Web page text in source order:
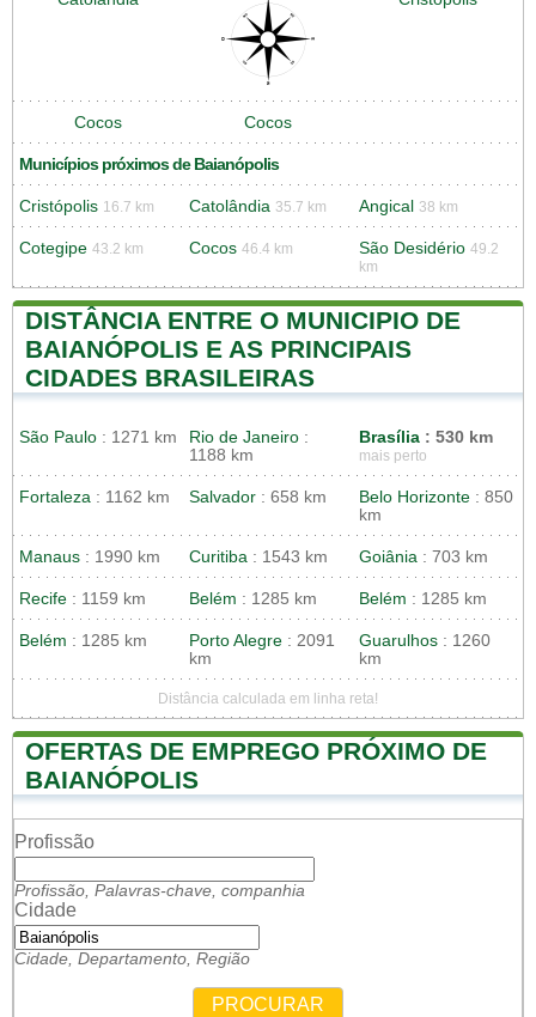
Cocos Cocos
Municípios próximos de Baianópolis
Cristópolis 16.7 km Catolândia 35.7 km Angical 38 km
Cotegipe 43.2 km Cocos 46.4 km São Desidério 49.2
km
DISTÂNCIA ENTRE O MUNICIPIO DE
BAIANÓPOLIS E AS PRINCIPAIS
CIDADES BRASILEIRAS
São Paulo : 1271 km Rio de Janeiro :
1188 km
Brasília : 530 km
mais perto
Fortaleza : 1162 km Salvador : 658 km Belo Horizonte : 850
km
Manaus : 1990 km Curitiba : 1543 km Goiânia : 703 km
Recife : 1159 km Belém : 1285 km Belém : 1285 km
Belém : 1285 km Porto Alegre : 2091
km
Guarulhos : 1260
km
Distância calculada em linha reta!
OFERTAS DE EMPREGO PRÓXIMO DE
BAIANÓPOLIS
Profissão
Profissão, Palavras-chave, companhia
Cidade
Cidade, Departamento, Região
PROCURAR